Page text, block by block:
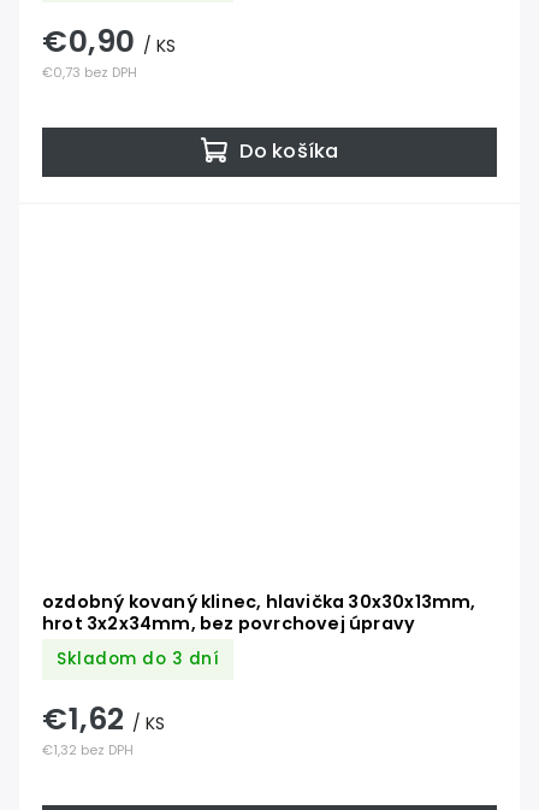
€0,73 bez DPH
€0,90 / KS
Do košíka
ozdobný kovaný klinec, hlavička 30x30x13mm,
hrot 3x2x34mm, bez povrchovej úpravy
Skladom do 3 dní
€1,32 bez DPH
€1,62 / KS